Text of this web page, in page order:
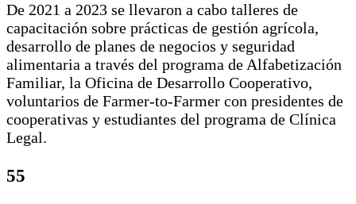
De 2021 a 2023 se llevaron a cabo talleres de
capacitación sobre prácticas de gestión agrícola,
desarrollo de planes de negocios y seguridad
alimentaria a través del programa de Alfabetización
Familiar, la Oficina de Desarrollo Cooperativo,
voluntarios de Farmer-to-Farmer con presidentes de
cooperativas y estudiantes del programa de Clínica
Legal.
55